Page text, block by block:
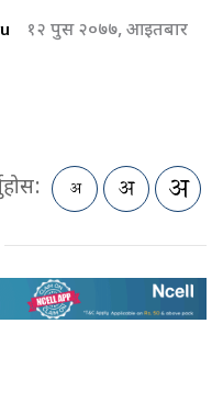
१२ पुस २०७७, आइतबार